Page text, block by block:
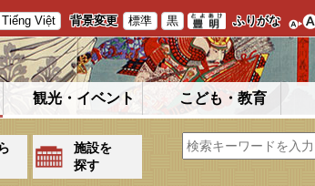
Tiếng Việt 背景変更 標準 黒 ふりがな
観光・イベント こども・教育
施設を
探す